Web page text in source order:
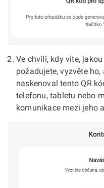
Ve chvíli, kdy víte,
požadujete, vyzvěte
naskenoval tento QR
telefonu, tabletu nebo
komunikace mezi jeho